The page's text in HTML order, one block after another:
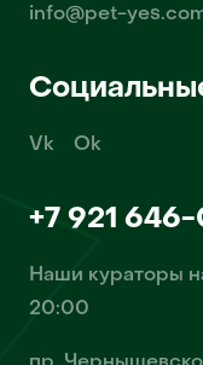
info@pet-
Vk Ok
+7 921
Наши кураторы
20:00